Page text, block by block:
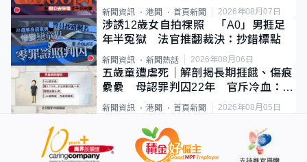
新聞資訊 港聞 首頁新聞 2026年08月07日
涉誘12歲女自拍祼照 「A0」男捱足
年半冤獄 法官推翻裁決：抄錯標點
新聞資訊 新聞熱話 2026年08月06日
五歲童遭虐死｜解剖揭長期捱餓、傷痕
纍纍 母認罪判囚22年 官斥冷血：同
類案最惡劣
新聞資訊 港聞 首頁新聞 2026年08月05日